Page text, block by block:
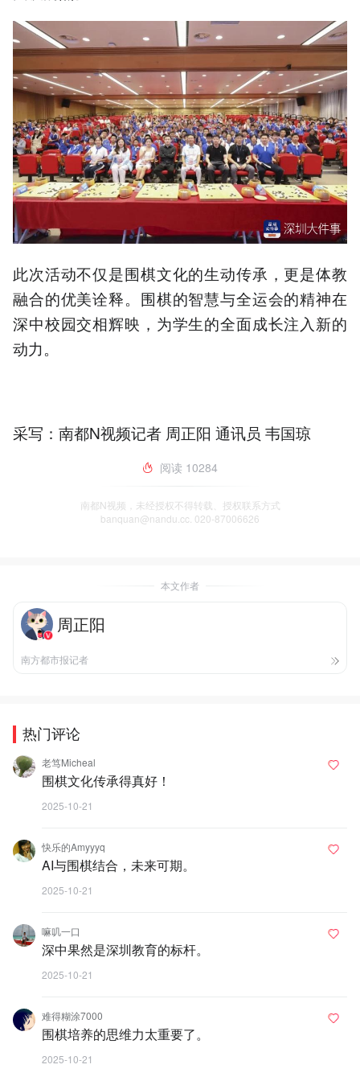
此次活动不仅是围棋文化的生动传承，更是体教
融合的优美诠释。围棋的智慧与全运会的精神在
深中校园交相辉映，为学生的全面成长注入新的
动力。
采写：南都N视频记者 周正阳 通讯员 韦国琼
阅读 10284
南都N视频，未经授权不得转载、授权联系方式
banquan@nandu.cc. 020-87006626
本文作者
周正阳
南方都市报记者
热门评论
老笃Micheal
围棋文化传承得真好！
2025-10-21
快乐的Amyyyq
AI与围棋结合，未来可期。
2025-10-21
嘛叽一口
深中果然是深圳教育的标杆。
2025-10-21
难得糊涂7000
围棋培养的思维力太重要了。
2025-10-21